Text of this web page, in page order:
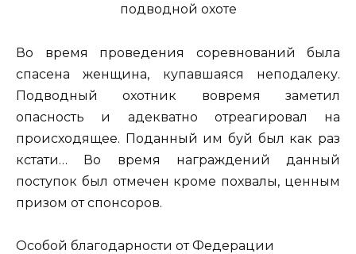
Во время проведения соревнований была
спасена женщина, купавшаяся неподалеку.
Подводный охотник вовремя заметил
опасность и адекватно отреагировал на
происходящее. Поданный им буй был как раз
кстати… Во время награждений данный
поступок был отмечен кроме похвалы, ценным
призом от спонсоров.
Особой благодарности от Федерации